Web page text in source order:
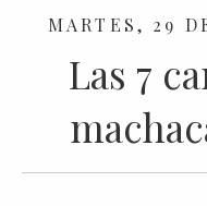
MARTES, 29
Las 7